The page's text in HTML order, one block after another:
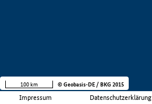
Impressum Datenschutzerklärung
100 km © Geobasis-DE / BKG 2015